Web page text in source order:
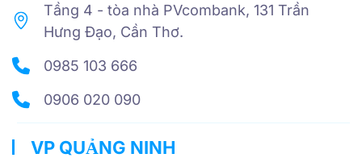
Tầng 4 - tòa nhà PVcombank, 131 Trần
Hưng Đạo, Cần Thơ.
0985 103 666
0906 020 090
VP QUẢNG NINH